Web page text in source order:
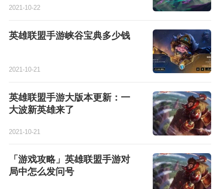
2021-10-22
英雄联盟手游峡谷宝典多少钱
2021-10-21
英雄联盟手游大版本更新：一
大波新英雄来了
2021-10-21
「游戏攻略」英雄联盟手游对
局中怎么发问号